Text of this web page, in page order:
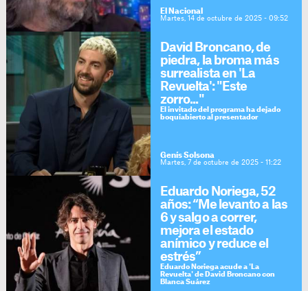
El Nacional
Martes, 14 de octubre de 2025 - 09:52
David Broncano, de
piedra, la broma más
surrealista en 'La
Revuelta': "Este
zorro..."
El invitado del programa ha dejado
boquiabierto al presentador
Genís Solsona
Martes, 7 de octubre de 2025 - 11:22
Eduardo Noriega, 52
años: “Me levanto a las
6 y salgo a correr,
mejora el estado
anímico y reduce el
estrés”
Eduardo Noriega acude a 'La
Revuelta' de David Broncano con
Blanca Suárez